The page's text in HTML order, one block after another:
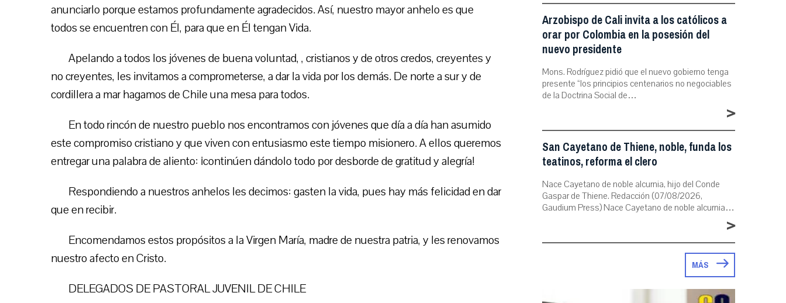
anunciarlo porque estamos profundamente agradecidos. Así, nuestro mayor anhelo es que
todos se encuentren con Él, para que en Él tengan Vida.
Apelando a todos los jóvenes de buena voluntad, , cristianos y de otros credos, creyentes y
no creyentes, les invitamos a comprometerse, a dar la vida por los demás. De norte a sur y de
cordillera a mar hagamos de Chile una mesa para todos.
En todo rincón de nuestro pueblo nos encontramos con jóvenes que día a día han asumido
este compromiso cristiano y que viven con entusiasmo este tiempo misionero. A ellos queremos
entregar una palabra de aliento: ¡continúen dándolo todo por desborde de gratitud y alegría!
Respondiendo a nuestros anhelos les decimos: gasten la vida, pues hay más felicidad en dar
que en recibir.
Encomendamos estos propósitos a la Virgen María, madre de nuestra patria, y les renovamos
nuestro afecto en Cristo.
DELEGADOS DE PASTORAL JUVENIL DE CHILE
Arzobispo de Cali invita a los católicos a
orar por Colombia en la posesión del
nuevo presidente
Mons. Rodríguez pidió que el nuevo gobierno tenga
presente “los principios centenarios no negociables
de la Doctrina Social de…
>
San Cayetano de Thiene, noble, funda los
teatinos, reforma el clero
Nace Cayetano de noble alcurnia, hijo del Conde
Gaspar de Thiene. Redacción (07/08/2026,
Gaudium Press) Nace Cayetano de noble alcurnia…
>
MÁS